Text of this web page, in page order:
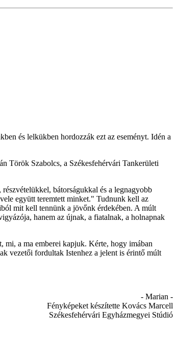
és lelkükben hordozzák ezt az eseményt. Idén a
Török Szabolcs, a Székesfehérvári Tankerületi
bátorságukkal és a legnagyobb
együtt teremtett minket." Tudnunk kell az
mit kell tennünk a jövőnk érdekében. A múlt
hanem az újnak, a fiatalnak, a holnapnak
mi, a ma emberei kapjuk. Kérte, hogy imában
vezetői fordultak Istenhez a jelent is érintő múlt
- Marian -
Fényképeket készítette Kovács Marcell
Székesfehérvári Egyházmegyei Stúdió